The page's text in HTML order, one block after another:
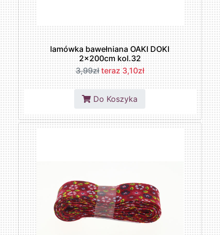
lamówka bawełniana OAKI DOKI
2x200cm kol.32
3,99zł teraz 3,10zł
Do Koszyka